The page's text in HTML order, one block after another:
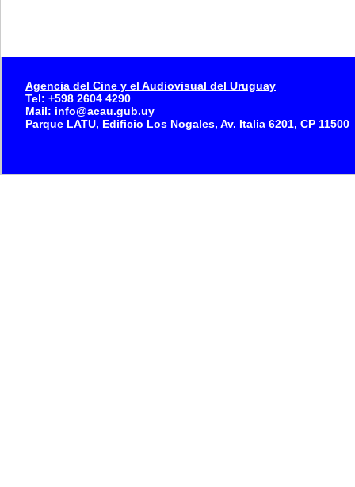
Agencia del Cine y el Audiovisual del Uruguay
Tel: +598 2604 4290
Mail: info@acau.gub.uy
Parque LATU, Edificio Los Nogales, Av. Italia 6201, CP 11500